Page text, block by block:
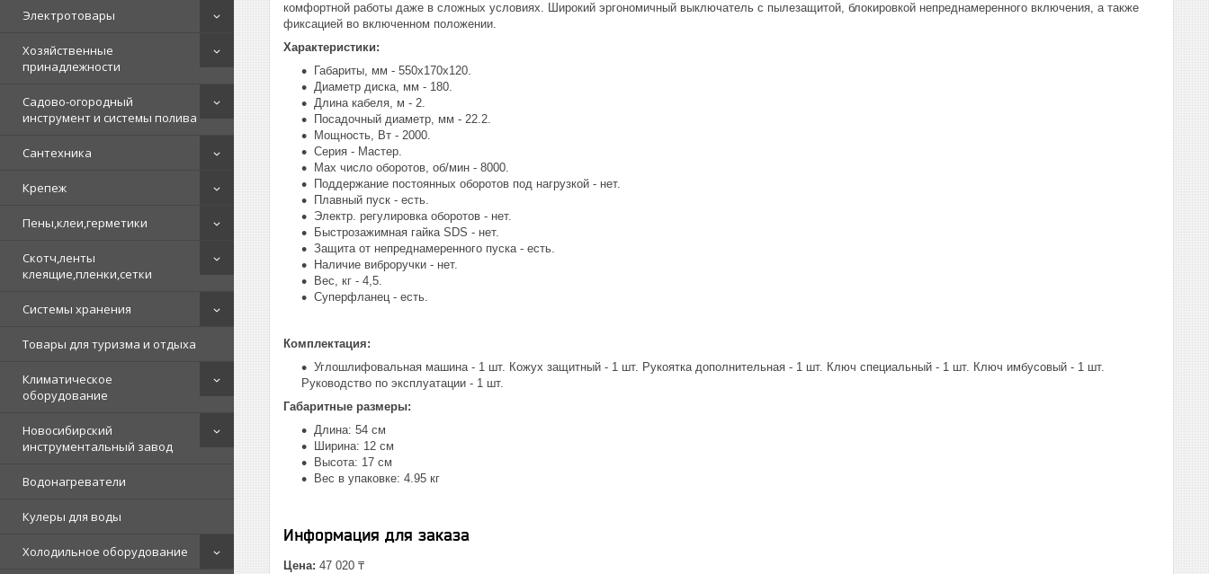
Электротовары
Хозяйственные
принадлежности
Садово-огородный
инструмент и системы полива
Сантехника
Крепеж
Пены,клеи,герметики
Скотч,ленты
клеящие,пленки,сетки
Системы хранения
Товары для туризма и отдыха
Климатическое
оборудование
Новосибирский
инструментальный завод
Водонагреватели
Кулеры для воды
Холодильное оборудование
комфортной работы даже в сложных условиях. Широкий эргономичный выключатель с пылезащитой, блокировкой непреднамеренного включения, а также
фиксацией во включенном положении.
Характеристики:
Габариты, мм - 550х170х120.
Диаметр диска, мм - 180.
Длина кабеля, м - 2.
Посадочный диаметр, мм - 22.2.
Мощность, Вт - 2000.
Серия - Мастер.
Max число оборотов, об/мин - 8000.
Поддержание постоянных оборотов под нагрузкой - нет.
Плавный пуск - есть.
Электр. регулировка оборотов - нет.
Быстрозажимная гайка SDS - нет.
Защита от непреднамеренного пуска - есть.
Наличие виброручки - нет.
Вес, кг - 4,5.
Суперфланец - есть.
Комплектация:
Углошлифовальная машина - 1 шт. Кожух защитный - 1 шт. Рукоятка дополнительная - 1 шт. Ключ специальный - 1 шт. Ключ имбусовый - 1 шт.
Руководство по эксплуатации - 1 шт.
Габаритные размеры:
Длина: 54 см
Ширина: 12 см
Высота: 17 см
Вес в упаковке: 4.95 кг
Информация для заказа
Цена: 47 020 ₸